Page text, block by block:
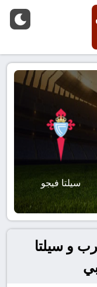
سيلتا فيجو
و سيلتا